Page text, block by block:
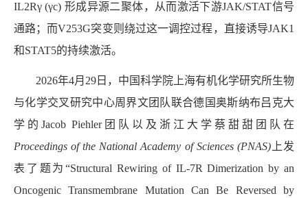
IL2Rγ (γc) 形成异源二聚体，从而激活下游JAK/STAT信号
通路；而V253G突变则绕过这一调控过程，直接诱导JAK1
和STAT5的持续激活。
2026年4月 29 日，中国科学院上海有机化学研究所生物
与化学交叉研究中心周界文团队联合德国奥斯纳布吕克大
学的 Jacob Piehler团队以及浙江大学蔡甜甜团队在
Proceedings of the National Academy of Sciences (PNAS)上发
表了题为“Structural Rewiring of IL-7R Dimerization by an
Oncogenic Transmembrane Mutation Can Be Reversed by